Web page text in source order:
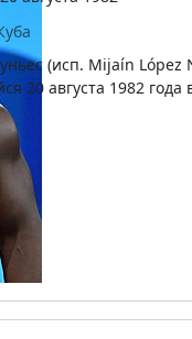
(исп. Mijaín López
20 августа 1982